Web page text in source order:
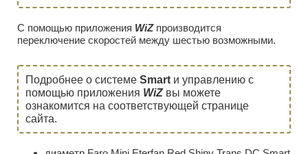
С помощью приложения WiZпроизводится
переключение скоростей между шестью возможными.
Подробнее о системе Smart и управлению с
помощью приложения WiZвы можете
ознакомится на соответствующей странице
сайта.